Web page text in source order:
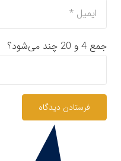
جمع 4 و 20 چند می‌شود؟
فرستادن دیدگاه